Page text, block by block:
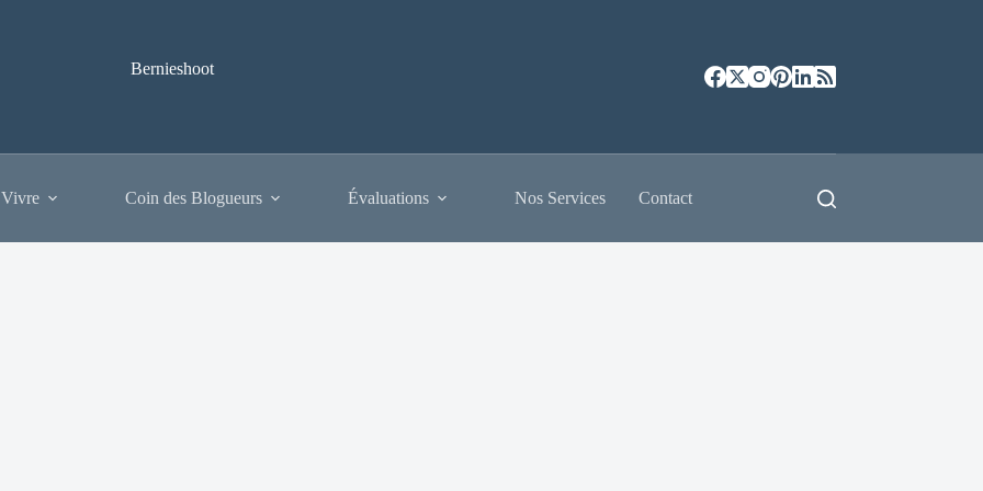
Bernieshoot
Coin des Blogueurs Évaluations Nos Services Contact